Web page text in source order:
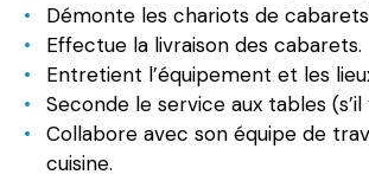
Démonte les chariots de
Effectue la livraison des cabarets.
Entretient l’équipement et les
Seconde le service aux tables (s’il
Collabore avec son équipe de
cuisine.